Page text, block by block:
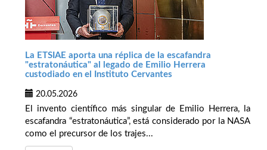
La ETSIAE aporta una réplica de la escafandra
"estratonáutica" al legado de Emilio Herrera
custodiado en el Instituto Cervantes
20.05.2026
El invento científico más singular de Emilio Herrera, la
escafandra “estratonáutica”, está considerado por la NASA
como el precursor de los trajes...